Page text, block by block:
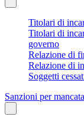
Titolari di
Titolari di
governo
Relazione di
Relazione di
Soggetti
Sanzioni per